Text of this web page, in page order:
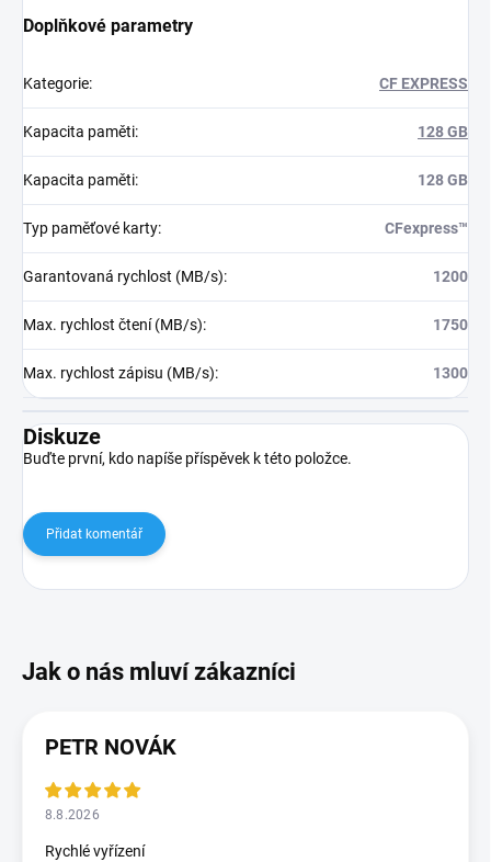
Doplňkové parametry
Kategorie: CF EXPRESS
Kapacita paměti: 128 GB
Kapacita paměti: 128 GB
Typ paměťové karty: CFexpress™
Garantovaná rychlost (MB/s): 1200
Max. rychlost čtení (MB/s): 1750
Max. rychlost zápisu (MB/s): 1300
Diskuze
Buďte první, kdo napíše příspěvek k této položce.
Přidat komentář
PETR NOVÁK
8.8.2026
Rychlé vyřízení